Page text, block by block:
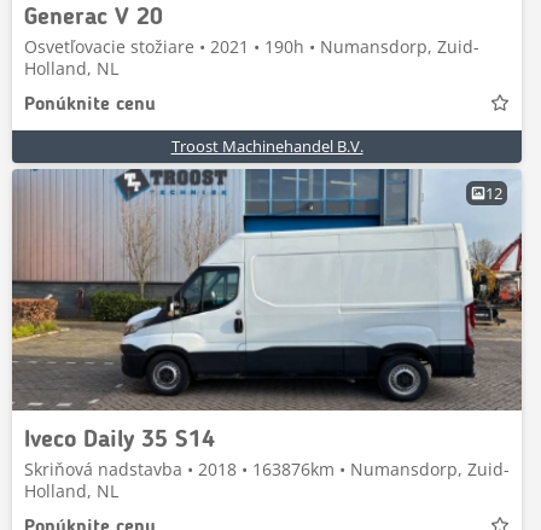
Generac V 20
Osvetľovacie stožiare • 2021 • 190h • Numansdorp, Zuid-
Holland, NL
Ponúknite cenu
Troost Machinehandel B.V.
12
Iveco Daily 35 S14
Skriňová nadstavba • 2018 • 163876km • Numansdorp, Zuid-
Holland, NL